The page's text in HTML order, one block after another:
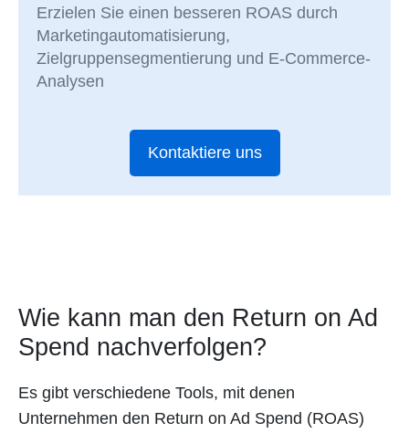
Erzielen Sie einen besseren ROAS durch
Marketingautomatisierung,
Zielgruppensegmentierung und E-Commerce-
Analysen
Kontaktiere uns
Wie kann man den Return on Ad
Spend nachverfolgen?
Es gibt verschiedene Tools, mit denen
Unternehmen den Return on Ad Spend (ROAS)